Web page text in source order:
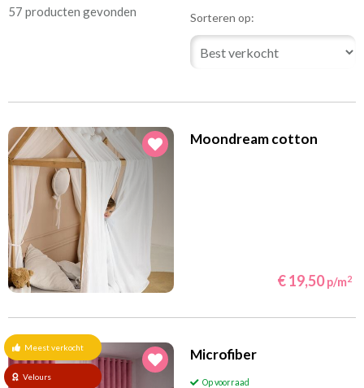
Bordeaux
Ecru
Geel(13)
Lime (14) Mint
Multicolor(1)
Oker/Goud
Petrol
Roze
Terracotta(6)
Violet/Paars/Lila
Zand(19) Zwart(14)
Filteren
57 producten gevonden Sorteren op:
Moondream cotton
€ 19,50 p/m2
Meest verkocht
Velours
Microfiber
Op voorraad